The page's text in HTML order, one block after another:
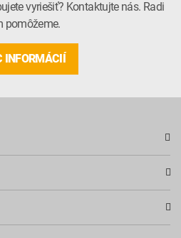
vyriešiť? Kontaktujte nás. Radi
pomôžeme.
INFORMÁCIÍ